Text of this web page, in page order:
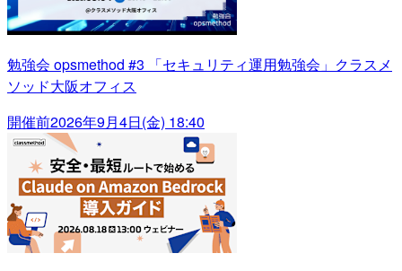
勉強会 opsmethod #3 「セキュリティ運用勉強会」クラスメ
ソッド大阪オフィス
開催前2026年9月4日(金) 18:40